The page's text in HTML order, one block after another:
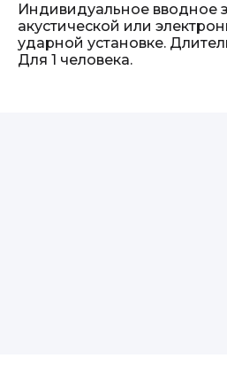
Индивидуальное вводное
акустической или
ударной установке.
Для 1 человека.